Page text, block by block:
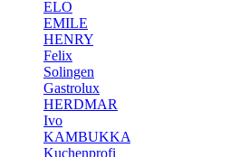
ELO
EMILE
HENRY
Felix
Solingen
Gastrolux
HERDMAR
Ivo
KAMBUKKA
Kuchenprofi